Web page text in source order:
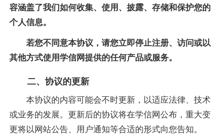
容涵盖了我们如何收集、使用、披露、存储和保护您的
个人信息。
若您不同意本协议，请您立即停止注册、访问或以
其他方式使用学信网提供的任何产品或服务。
二、协议的更新
本协议的内容可能会不时更新，以适应法律、技术
或业务的发展。更新后的协议将在学信网公布，重大变
更将以网站公告、用户通知等合适的形式向您告知。